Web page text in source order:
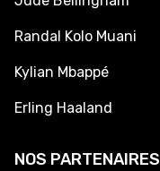
Randal Kolo Muani
Kylian Mbappé
Erling Haaland
NOS PARTENAIRES